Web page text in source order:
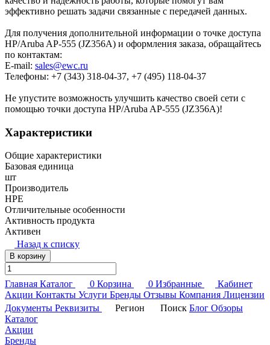
эффективно решать задачи связанные с передачей данных.
Для получения дополнительной информации о точке доступа
HP/Aruba AP-555 (JZ356A) и оформления заказа, обращайтесь
по контактам:
E-mail: sales@ewc.ru
Телефоны: +7 (343) 318-04-37, +7 (495) 118-04-37
Не упустите возможность улучшить качество своей сети с
помощью точки доступа HP/Aruba AP-555 (JZ356A)!
Характеристики
Общие характеристики
Базовая единица
шт
Производитель
HPE
Отличительные особенности
Активность продукта
Активен
Назад к списку
В корзину
Главная Каталог 0 Корзина 0 Избранные
Кабинет
Акции Контакты Услуги Бренды Отзывы Компания Лицензии
Документы Реквизиты Регион Поиск Блог Обзоры
Каталог
Акции
Бренды